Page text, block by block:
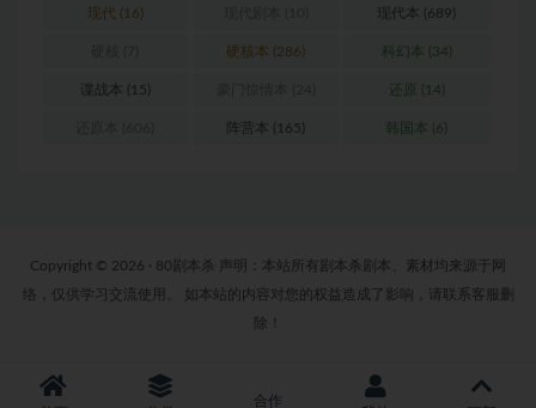
现代 (16) 现代本 (689)
硬核本 (286) 科幻本 (34)
谍战本 (15) 还原 (14)
阵营本 (165) 韩国本 (6)
Copyright © 2026 · 80剧本杀 声明：本站所有剧本杀剧本、素材均来源于网
络，仅供学习交流使用。 如本站的内容对您的权益造成了影响，请联系客服删
除！
合作